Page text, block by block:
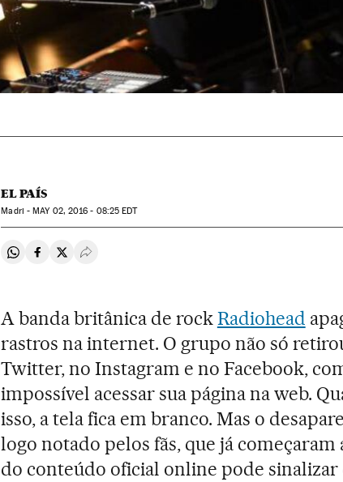
EL PAÍS
Madri - MAY02, 2016 - 08:25 EDT
Compartir en Whatsapp
Compartir en Facebook
Compartir en Twitter
Desplegar Redes Sociales
A banda britânica de rockRadiohead
rastros na internet. O grupo não só
Twitter, no Instagram e no Facebook,
impossível acessar sua página na web.
isso, a tela fica em branco. Mas o
logo notado pelos fãs, que já começaram
do conteúdo oficial online pode sinalizar